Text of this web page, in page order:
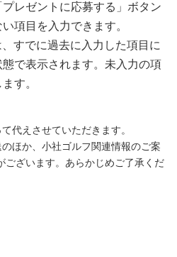
レゼントに応募する」ボタン
項目を入力できます。
すでに過去に入力した項目に
で表示されます。未入力の項
す。
代えさせていただきます。
ほか、小社ゴルフ関連情報のご案
ございます。あらかじめご了承くだ